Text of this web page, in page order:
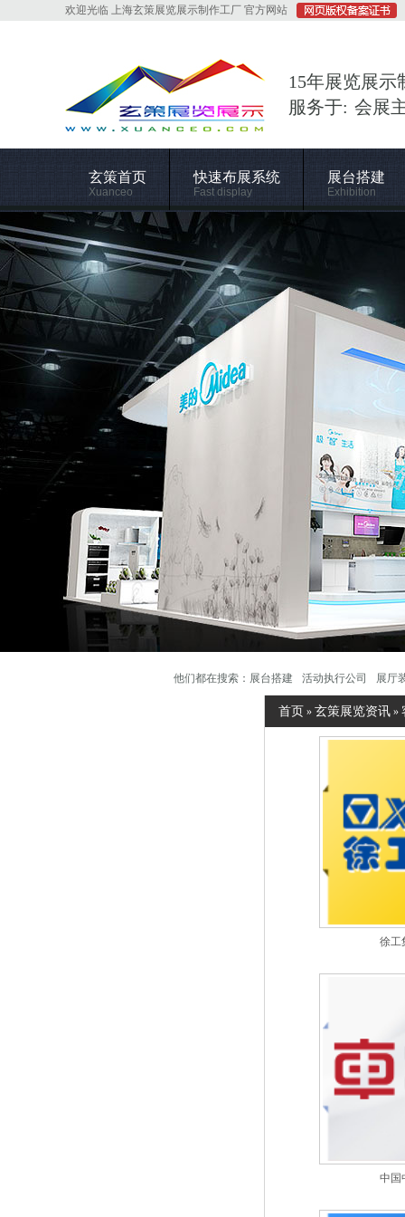
欢迎光临 上海玄策展览展示制作工厂 官方网站
15年展览展示
服务于: 会展
玄策首页
Xuanceo
快速布展系统
Fast display
展台搭建
Exhibition
他们都在搜索： 展台搭建 活动执行公司 展厅
首页 » 玄策展览资讯 »
徐工
中国